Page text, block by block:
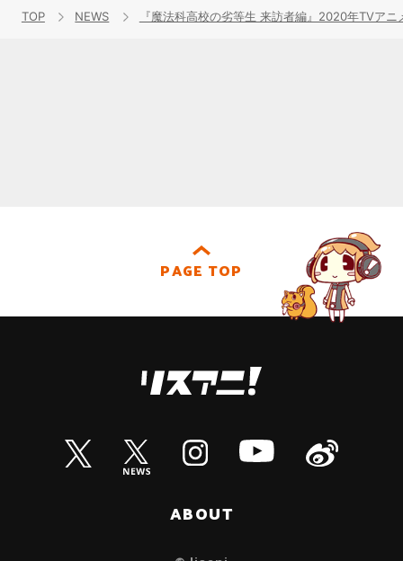
TOP NEWS 『魔法科高校の劣等生 来訪者編』2020年TVアニ
PAGE TOP
ABOUT